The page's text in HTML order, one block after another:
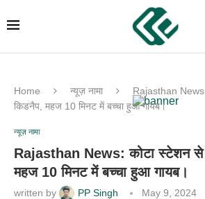
Home न्यूज़ नामा
Rajasthan
किडनैप, महज 10 मिनट में बच्चा हुआ गायब।
न्यूज़ नामा
Rajasthan News: कोटा स्टेशन से
महज 10 मिनट में बच्चा हुआ गायब।
written by PP Singh May 9, 2024